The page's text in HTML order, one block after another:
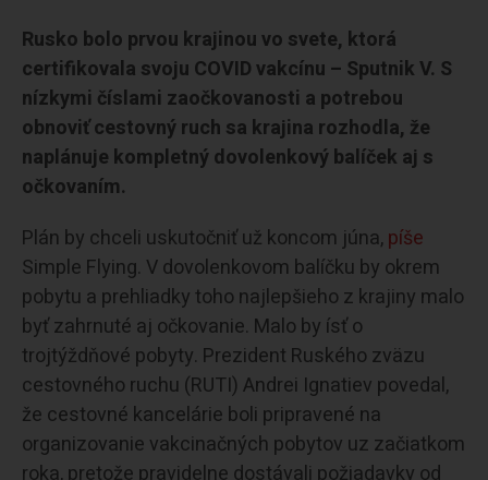
Rusko bolo prvou krajinou vo svete, ktorá
certifikovala svoju COVID vakcínu – Sputnik V. S
nízkymi číslami zaočkovanosti a potrebou
obnoviť cestovný ruch sa krajina rozhodla, že
naplánuje kompletný dovolenkový balíček aj s
očkovaním.
Plán by chceli uskutočniť už koncom júna, píše
Simple Flying. V dovolenkovom balíčku by okrem
pobytu a prehliadky toho najlepšieho z krajiny malo
byť zahrnuté aj očkovanie. Malo by ísť o
trojtýždňové pobyty. Prezident Ruského zväzu
cestovného ruchu (RUTI) Andrei Ignatiev povedal,
že cestovné kancelárie boli pripravené na
organizovanie vakcinačných pobytov uz začiatkom